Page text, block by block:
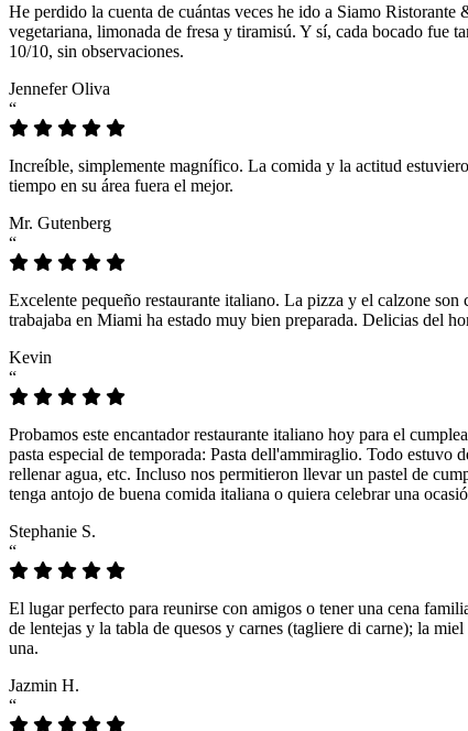
He perdido la cuenta de cuántas veces he ido a Siamo
vegetariana, limonada de fresa y tiramisú. Y sí, cada bocado fue
10/10, sin observaciones.
Jennefer Oliva
“
Increíble, simplemente magnífico. La comida y la actitud
tiempo en su área fuera el mejor.
Mr. Gutenberg
“
Excelente pequeño restaurante italiano. La pizza y el calzone
trabajaba en Miami ha estado muy bien preparada. Delicias del
Kevin
“
Probamos este encantador restaurante italiano hoy para el
pasta especial de temporada: Pasta dell'ammiraglio. Todo
rellenar agua, etc. Incluso nos permitieron llevar un pastel de
tenga antojo de buena comida italiana o quiera celebrar una
Stephanie S.
“
El lugar perfecto para reunirse con amigos o tener una cena
de lentejas y la tabla de quesos y carnes (tagliere di carne); la
una.
Jazmin H.
“